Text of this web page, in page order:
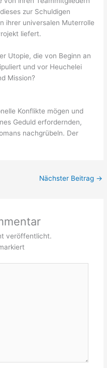
zur Schuldigen
ihrer universalen Muterrolle
liefert.
Utopie, die von Beginn an
und vor Heuchelei
Mission?
Konflikte mögen und
Geduld erfordernden,
nachgrübeln. Der
Nächster Beitrag →
veröffentlicht.